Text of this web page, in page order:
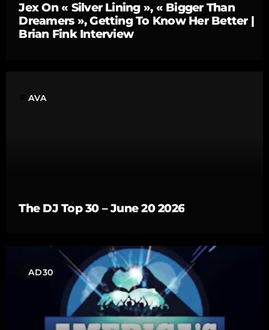
Jex On « Silver Lining », « Bigger Than
Dreamers », Getting To Know Her Better |
Brian Fink Interview
AVA
The DJ Top 30 – June 20 2026
AD30